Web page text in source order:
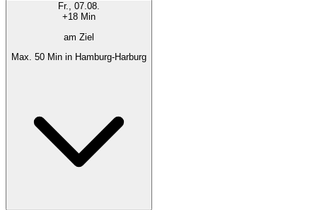
Fr., 07.08.
+18 Min
am Ziel
Max. 50 Min in Hamburg-Harburg